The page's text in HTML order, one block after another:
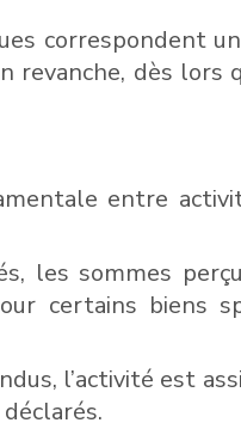
correspondent
dès lors
entre
les sommes
certains biens
l’activité est